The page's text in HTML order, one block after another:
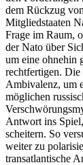
dem Rückzug
Mitgliedstaaten
Frage im Raum,
der Nato über
um eine ohnehin
rechtfertigen. Die
Ambivalenz, um
möglichen
Antwort ins
scheitern. So
weiter zu
transatlantische